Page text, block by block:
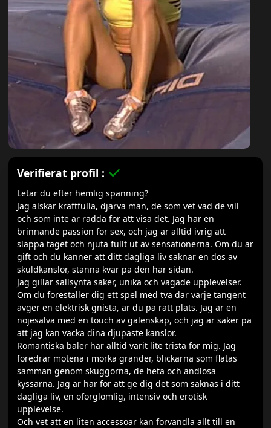
Verifierat profil :
Letar du efter hemlig spanning?
Jag alskar kraftfulla, djarva man, de som vet vad de vill
och som inte ar radda for att visa det. Jag har en
brinnande passion for sex, och jag ar alltid ivrig att
slappa taget och njuta fullt ut av sensationerna. Om du ar
gift och du kanner att ditt dagliga liv saknar en dos av
skuldkanslor, stanna kvar pa den har sidan.
Jag gillar sallsynta saker, unika och vagade upplevelser.
Om du forestaller dig ett spel med tva dar varje tangent
avger en elektrisk gnista, ar du pa ratt plats. Jag ar en
nojesalva med en touch av galenskap, och jag ar saker pa
att jag kan vacka dina djupaste kanslor.
Romantiska baler har alltid varit lite trista for mig. Jag
foredrar motena i morka grander, blickarna som flatas
samman genom skuggorna, de heta och andlosa
kyssarna. Jag ar har for att ge dig det som saknas i ditt
dagliga liv, en oforglomlig, intensiv och erotisk
upplevelse.
Och vet att en liten accessoar kan forvandla allt till en